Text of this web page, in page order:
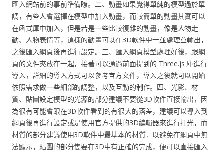
匯入網站前的事前準備瞭。二、動畫如果覺得單純的模型過於單
調，有些人會選擇在模型中加入動畫，而較簡單的動畫其實可以
在函式庫中加入，但是若是一些比較復雜的動畫，像是人物走
動、人物表情等，這樣的動畫可以在3D軟件中一並處理並輸出，
之後匯入網頁後再進行設定。三、匯入網頁模型處理好後，跟網
頁的文件夾放在一起，接著可以通過前面提到的 Three.js 庫進行
導入，詳細的導入方式可以參考官方文件，導入之後就可以開始
依照需求做一些細部的調整，以及互動的制作。四、光影、材
質、貼圖設定模型的光源的部分建議不要從3D軟件直接輸出，因
為很有可能會跟在3D軟件看到的有很大的落差，建議可以導入到
網頁後再進行設定或是使用官方提供的3D編輯器來進行打光，而
材質的部分建議使用3D軟件中最基本的材質，以避免在網頁中無
法顯示，貼圖的部分隻要在3D中有正確的完成，便可以直接匯入